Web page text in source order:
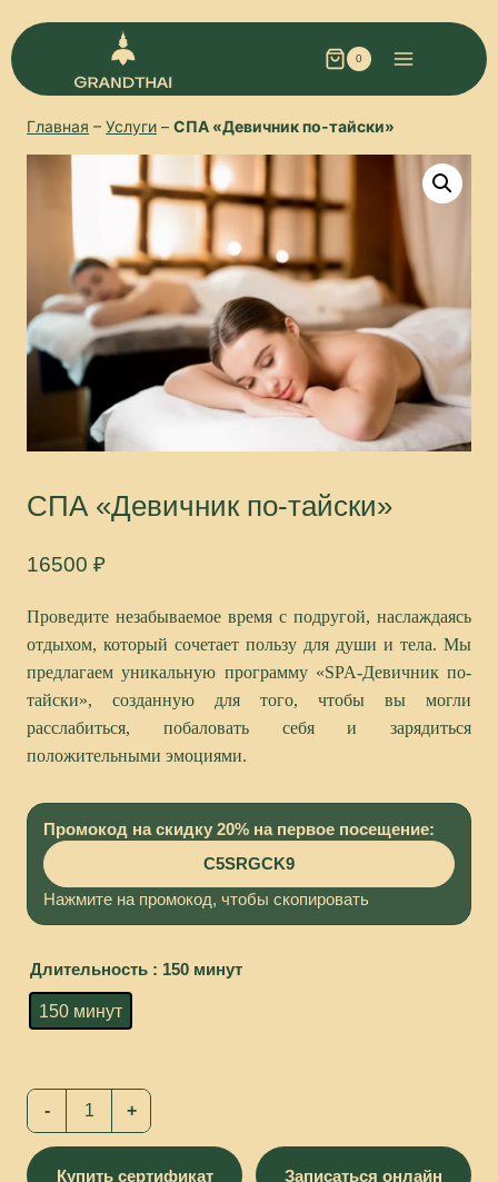
0
Главная – Услуги – СПА «Девичник по-тайски»
СПА «Девичник по-тайски»
16500 ₽
Проведите незабываемое время с подругой, наслаждаясь
отдыхом, который сочетает пользу для души и тела. Мы
предлагаем уникальную программу «SPA-Девичник по-
тайски», созданную для того, чтобы вы могли
расслабиться, побаловать себя и зарядиться
положительными эмоциями.
Промокод на скидку 20% на первое посещение:
C5SRGCK9
Нажмите на промокод, чтобы скопировать
Длительность : 150 минут
150 минут
Купить сертификат Записаться онлайн